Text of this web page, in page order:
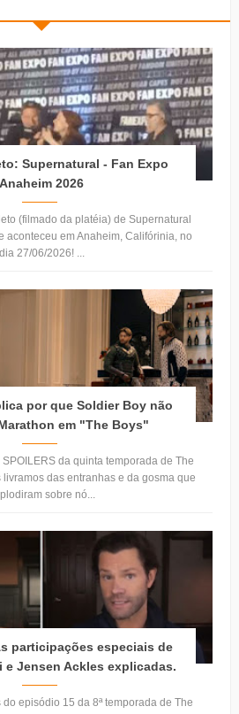
Supernatural - Fan Expo
Anaheim 2026
(filmado da platéia) de Supernatural
aconteceu em Anaheim, Califórinia, no
dia 27/06/2026! ...
por que Soldier Boy não
em "The Boys"
da quinta temporada de The
das entranhas e da gosma que
sobre nó...
participações especiais de
e Jensen Ackles explicadas.
episódio 15 da 8ª temporada de The